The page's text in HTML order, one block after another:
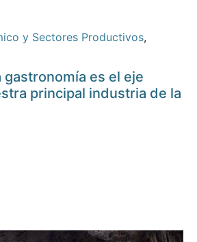
y Sectores Productivos,
gastronomía es el eje
principal industria de la